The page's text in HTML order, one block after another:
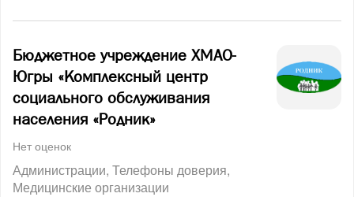
Бюджетное учреждение ХМАО-
Югры «Комплексный центр
социального обслуживания
населения «Родник»
Нет оценок
Администрации Телефоны доверия
Медицинские организации